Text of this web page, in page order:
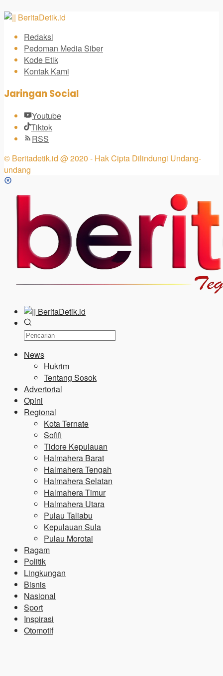
Redaksi
Pedoman Media Siber
Kode Etik
Kontak Kami
Jaringan Social
Youtube
Tiktok
RSS
© Beritadetik.id @ 2020 - Hak Cipta Dilindungi Undang-
undang
News
Hukrim
Tentang Sosok
Advertorial
Opini
Regional
Kota Ternate
Sofifi
Tidore Kepulauan
Halmahera Barat
Halmahera Tengah
Halmahera Selatan
Halmahera Timur
Halmahera Utara
Pulau Taliabu
Kepulauan Sula
Pulau Morotai
Ragam
Politik
Lingkungan
Bisnis
Nasional
Sport
Inspirasi
Otomotif